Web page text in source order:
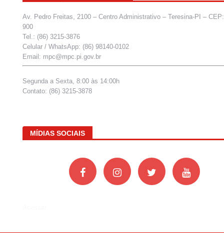
Av. Pedro Freitas, 2100 – Centro Administrativo – Teresina-PI –
900
Tel.: (86) 3215-3876
Celular / WhatsApp: (86) 98140-0102
Email: mpc@mpc.pi.gov.br
Segunda a Sexta, 8:00 às 14:00h
Contato: (86) 3215-3878
MÍDIAS SOCIAIS